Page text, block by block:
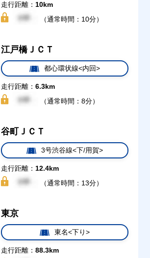
走行距離： 10km
（通常時間：10分）
江戸橋ＪＣＴ
都心環状線<内回>
走行距離： 6.3km
（通常時間：8分）
谷町ＪＣＴ
3号渋谷線<下/用賀>
走行距離： 12.4km
（通常時間：13分）
東京
東名<下り>
走行距離： 88.3km